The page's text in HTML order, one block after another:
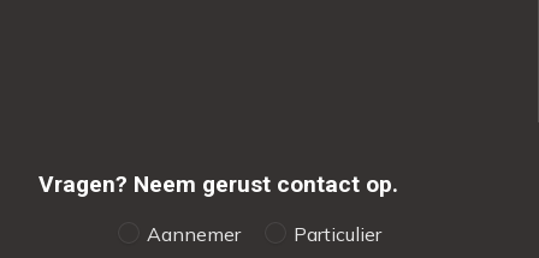
Vragen? Neem gerust contact op.
Aannemer Particulier